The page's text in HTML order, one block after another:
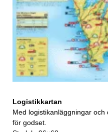
Logistikkartan
Med logistikanläggningar
för godset.